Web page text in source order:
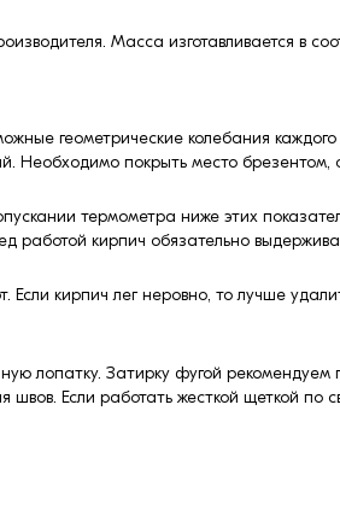
Масса изготавливается в
геометрические колебания
Необходимо покрыть место брезентом,
термометра ниже этих
работой кирпич обязательно
кирпич лег неровно, то лучше
лопатку. Затирку фугой
Если работать жесткой щеткой по